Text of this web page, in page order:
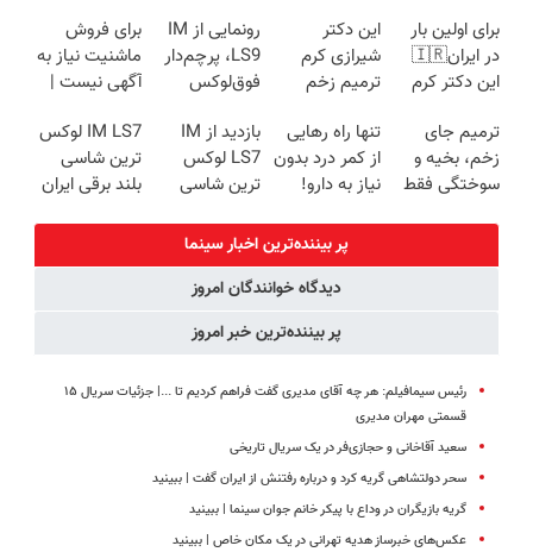
کننده خانگی
به مدت
محدود)
بازار ایران شد
برای اولین بار
در ایران🇮🇷
این دکتر کرم
روزه ساخت!
این دکتر
شیرازی کرم
ترمیم زخم
ساخت!!!
رونمایی از IM
LS9، پرچم‌دار
فوق‌لوکس
ایران شد
برای فروش
ماشنیت نیاز به
آگهی نیست |
بفروشش
ترمیم جای
زخم، بخیه و
سوختگی فقط
تنها راه رهایی
از کمر درد بدون
نیاز به دارو!
بازدید از IM
LS7 لوکس
ترین شاسی
در باشگاه
انقلاب
IM LS7 لوکس
ترین شاسی
بلند برقی ایران
پر بیننده‌ترین اخبار سینما
دیدگاه خوانندگان امروز
پر بیننده‌ترین خبر امروز
رئیس سیمافیلم: هر چه آقای مدیری گفت فراهم کردیم تا ...| جزئیات سریال ۱۵
قسمتی مهران مدیری
سعید آقاخانی و حجازی‌فر در یک سریال تاریخی
سحر دولتشاهی گریه کرد و درباره رفتنش از ایران گفت | ببینید
گریه بازیگران در وداع با پیکر خانم جوان سینما | ببینید
عکس‌های خبرساز هدیه تهرانی در یک مکان خاص | ببینید